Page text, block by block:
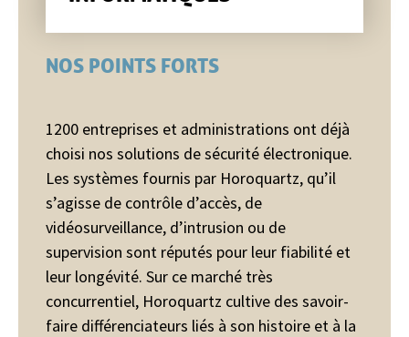
NOS POINTS FORTS
1200 entreprises et administrations ont déjà
choisi nos solutions de sécurité électronique.
Les systèmes fournis par Horoquartz, qu’il
s’agisse de contrôle d’accès, de
vidéosurveillance, d’intrusion ou de
supervision sont réputés pour leur fiabilité et
leur longévité. Sur ce marché très
concurrentiel, Horoquartz cultive des savoir-
faire différenciateurs liés à son histoire et à la